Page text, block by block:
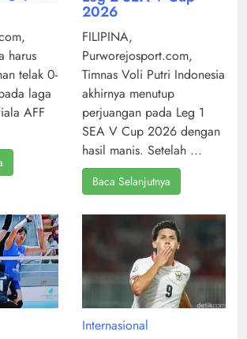
harus
telak 0-
laga
AFF
2026
FILIPINA,
Purworejosport.com,
Timnas Voli Putri Indonesia
akhirnya menutup
perjuangan pada Leg 1
SEA V Cup 2026 dengan
hasil manis. Setelah ...
Baca Selanjutnya
Internasional